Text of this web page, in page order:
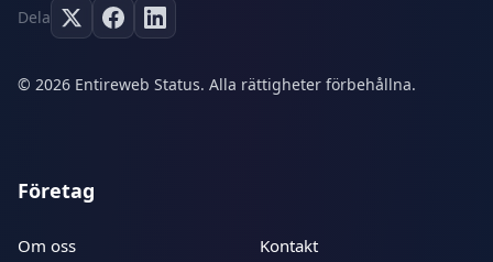
Dela
© 2026 Entireweb Status. Alla rättigheter förbehållna.
Företag
Om oss Kontakt